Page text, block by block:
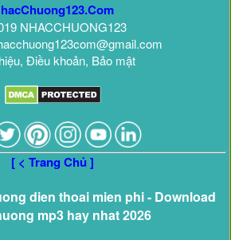
NHACCHUONG123
Điều khoản, Bảo mật
[ < Trang Chủ ]
dien thoai mien phi - Download
mp3 hay nhat 2026